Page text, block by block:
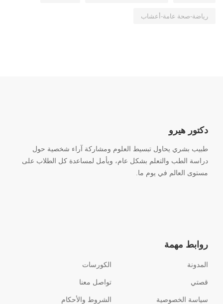
رياضة-صحة عامة-أعشاب
دكتور هيرو
طبيب بشري يحاول تبسيط العلوم ومشاركة آراء شخصية حول
دراسة الطب والتعلم بشكل عام، ويأمل لمساعدة كل الطلاب على
مستوى العالم في يوم ما.
روابط مهمة
المدونة الكورسات
قصتي تواصل معنا
سياسة الخصوصية الشروط والأحكام